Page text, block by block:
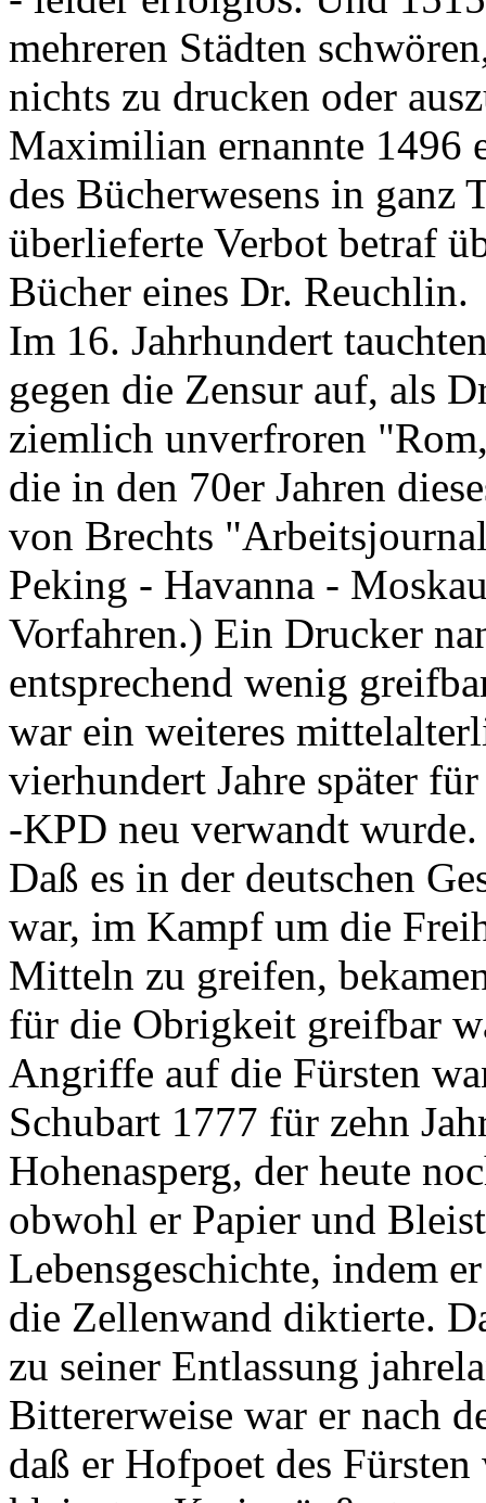
mehreren Städten
nichts zu drucken oder
Maximilian ernannte 1496
des Bücherwesens in ganz
überlieferte Verbot betraf
Bücher eines Dr. Reuchlin.
Im 16. Jahrhundert
gegen die Zensur auf, als
ziemlich unverfroren
die in den 70er Jahren
von Brechts
Peking - Havanna -
Vorfahren.) Ein Drucker
entsprechend wenig
war ein weiteres
vierhundert Jahre später
-KPD neu verwandt wurde.
Daß es in der deutschen
war, im Kampf um die
Mitteln zu greifen,
für die Obrigkeit greifbar
Angriffe auf die Fürsten
Schubart 1777 für zehn
Hohenasperg, der heute
obwohl er Papier und
Lebensgeschichte, indem
die Zellenwand diktierte.
zu seiner Entlassung
Bittererweise war er nach
daß er Hofpoet des